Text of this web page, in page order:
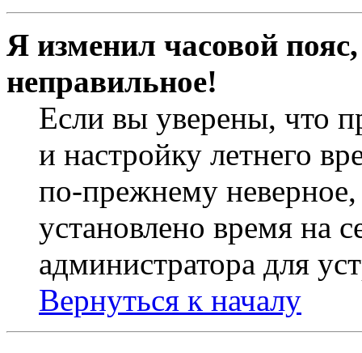
Я изменил часовой
неправильное!
Если вы уверены, что
и настройку летнего
по-прежнему неверное,
установлено время на
администратора для
Вернуться к началу